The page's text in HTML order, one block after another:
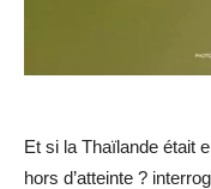
Et si la Thaïlande était
hors d’atteinte ?